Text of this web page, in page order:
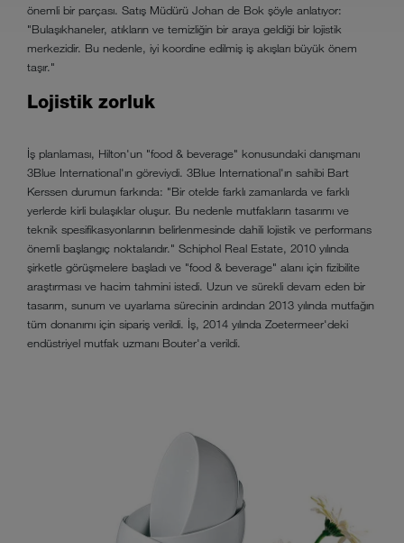
önemli bir parçası. Satış Müdürü Johan de Bok şöyle anlatıyor:
"Bulaşıkhaneler, atıkların ve temizliğin bir araya geldiği bir lojistik
merkezidir. Bu nedenle, iyi koordine edilmiş iş akışları büyük önem
taşır."
Lojistik zorluk
İş planlaması, Hilton'un "food & beverage" konusundaki danışmanı
3Blue International'ın göreviydi. 3Blue International'ın sahibi Bart
Kerssen durumun farkında: "Bir otelde farklı zamanlarda ve farklı
yerlerde kirli bulaşıklar oluşur. Bu nedenle mutfakların tasarımı ve
teknik spesifikasyonlarının belirlenmesinde dahili lojistik ve performans
önemli başlangıç noktalarıdır." Schiphol Real Estate, 2010 yılında
şirketle görüşmelere başladı ve "food & beverage" alanı için fizibilite
araştırması ve hacim tahmini istedi. Uzun ve sürekli devam eden bir
tasarım, sunum ve uyarlama sürecinin ardından 2013 yılında mutfağın
tüm donanımı için sipariş verildi. İş, 2014 yılında Zoetermeer'deki
endüstriyel mutfak uzmanı Bouter'a verildi.